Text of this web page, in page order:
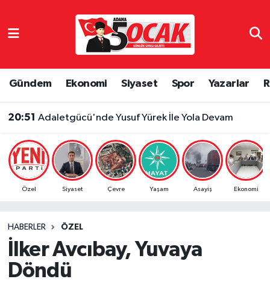
Gündem Ekonomi Siyaset Spor Yazarlar
20:51 Adaletgücü'nde Yusuf Yürek İle Yola Devam
Özel Siyaset Çevre Yaşam Asayiş Ekonomi
HABERLER ÖZEL
İlker Avcıbay, Yuvaya
Döndü
Dünya
Eğitim
Gündem
Haber Reklam
Adana Nöbetçi Eczaneler
Adana Trafik Yoğunluk Haritası
Süper Lig Puan Durumu ve Fikstür
Son Dakika Haberleri
Haber Arşivi